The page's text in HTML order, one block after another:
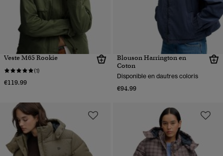
Veste M65 Rookie
(1)
€119.99
Blouson Harrington en
Coton
Disponible en dautres coloris
€94.99